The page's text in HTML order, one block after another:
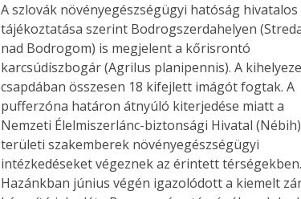
A szlovák növényegészségügyi hatóság hivatalos
tájékoztatása szerint Bodrogszerdahelyen
nad Bodrogom) is megjelent a kőrisrontó
karcsúdíszbogár (Agrilus planipennis). A
csapdában összesen 18 kifejlett imágót fogtak. A
pufferzóna határon átnyúló kiterjedése miatt a
Nemzeti Élelmiszerlánc-biztonsági Hivatal
területi szakemberek növényegészségügyi
intézkedéseket végeznek az érintett térségekben.
Hazánkban június végén igazolódott a kiemelt